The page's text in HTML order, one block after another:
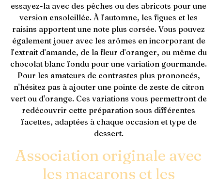
essayez-la avec des pêches ou des abricots pour une
version ensoleillée. À l'automne, les figues et les
raisins apportent une note plus corsée. Vous pouvez
également jouer avec les arômes en incorporant de
l'extrait d'amande, de la fleur d'oranger, ou même du
chocolat blanc fondu pour une variation gourmande.
Pour les amateurs de contrastes plus prononcés,
n'hésitez pas à ajouter une pointe de zeste de citron
vert ou d'orange. Ces variations vous permettront de
redécouvrir cette préparation sous différentes
facettes, adaptées à chaque occasion et type de
dessert.
Association originale avec
les macarons et les